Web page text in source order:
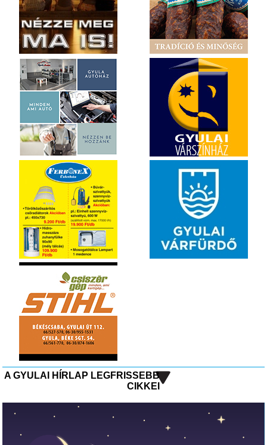
A GYULAI HÍRLAP LEGFRISSEBB
CIKKEI